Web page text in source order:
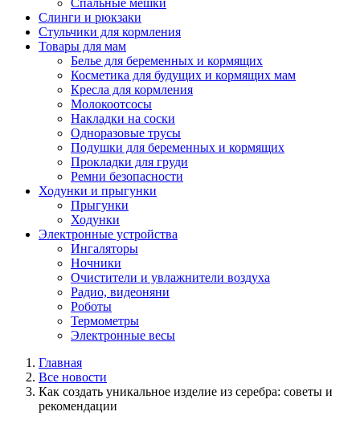
Спальные мешки
Слинги и рюкзаки
Стульчики для кормления
Товары для мам
Белье для беременных и кормящих
Косметика для будущих и кормящих мам
Кресла для кормления
Молокоотсосы
Накладки на соски
Одноразовые трусы
Подушки для беременных и кормящих
Прокладки для груди
Ремни безопасности
Ходунки и прыгунки
Прыгунки
Ходунки
Электронные устройства
Ингаляторы
Ночники
Очистители и увлажнители воздуха
Радио, видеоняни
Роботы
Термометры
Электронные весы
Главная
Все новости
Как создать уникальное изделие из серебра: советы и
рекомендации